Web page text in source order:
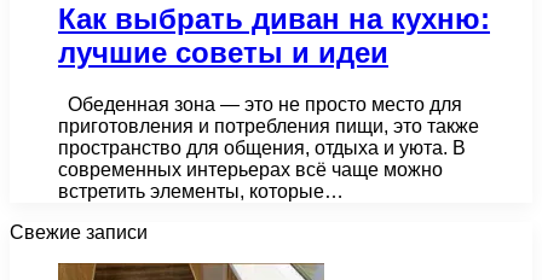
Как выбрать диван на кухню:
лучшие советы и идеи
Обеденная зона — это не просто место для
приготовления и потребления пищи, это также
пространство для общения, отдыха и уюта. В
современных интерьерах всё чаще можно
встретить элементы, которые…
Свежие записи